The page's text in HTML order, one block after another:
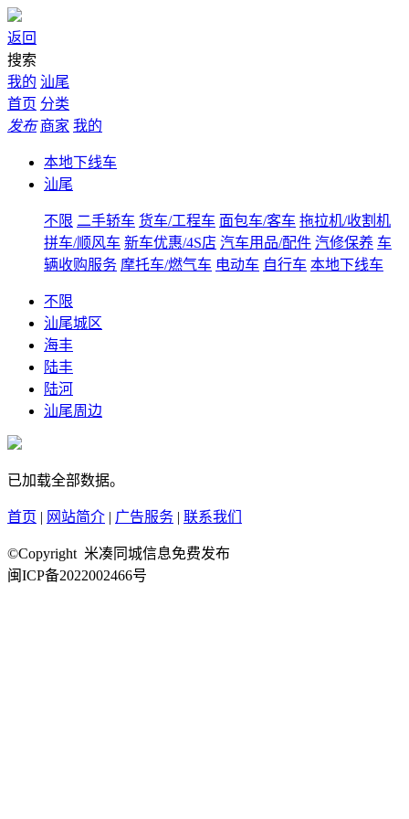
返回
搜索
我的 汕尾
首页 分类
发布 商家 我的
本地下线车
汕尾
不限 二手轿车 货车/工程车 面包车/客车 拖拉机/收割机
拼车/顺风车 新车优惠/4S店 汽车用品/配件 汽修保养 车
辆收购服务 摩托车/燃气车 电动车 自行车 本地下线车
不限
汕尾城区
海丰
陆丰
陆河
汕尾周边
已加载全部数据。
首页 | 网站简介 | 广告服务 | 联系我们
©Copyright 米凑同城信息免费发布
闽ICP备2022002466号